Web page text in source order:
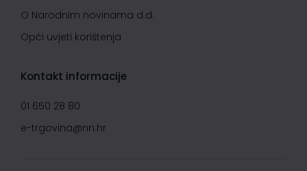
O Narodnim novinama d.d.
Opći uvjeti korištenja
Kontakt informacije
01 650 28 80
e-trgovina@nn.hr